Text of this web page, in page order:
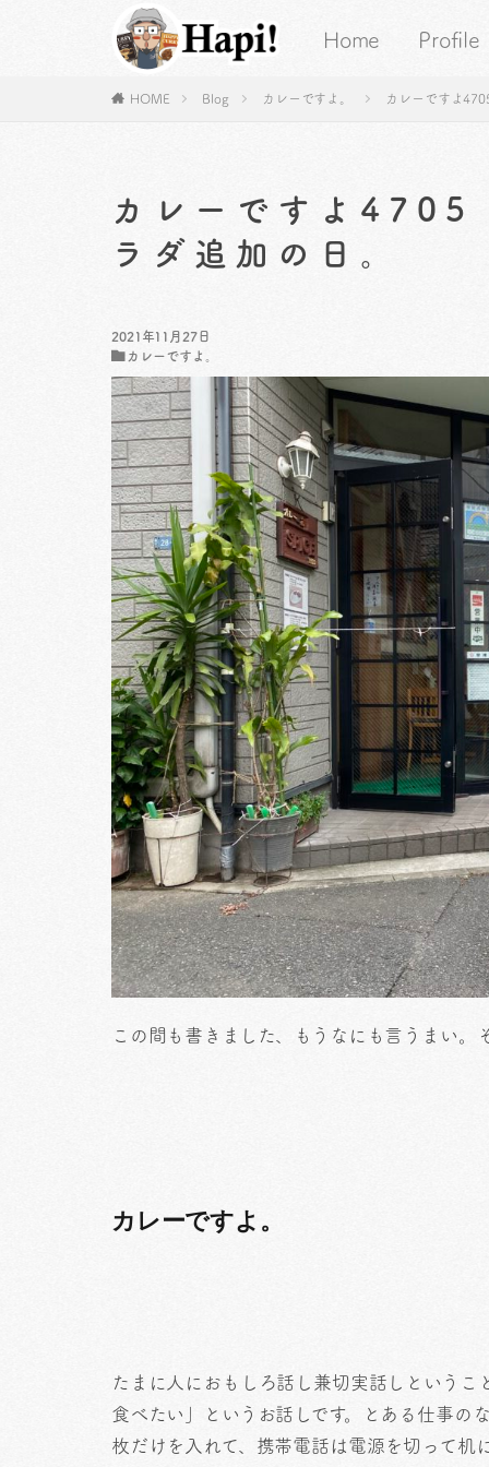
Home Profile
HOME Blog カレーですよ。 カレーですよ
カレーですよ
ラダ追加の日。
2021年11月27日
カレーですよ。
この間も書きました、もうなにも言うまい
カレーですよ。
たまに人におもしろ話し兼切実話しという
食べたい」というお話しです。とある仕事の
枚だけを入れて、携帯電話は電源を切って机